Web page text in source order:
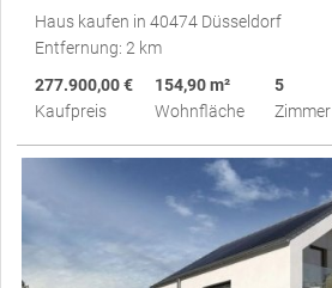
Haus kaufen in 40474 Düsseldorf
Entfernung: 2 km
277.900,00 €
Kaufpreis
154,90 m²
Wohnfläche
5
Zimmer